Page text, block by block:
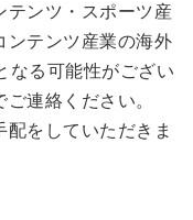
テンツ・スポーツ産
ンテンツ産業の海外
なる可能性がござい
連絡ください。
をしていただきま